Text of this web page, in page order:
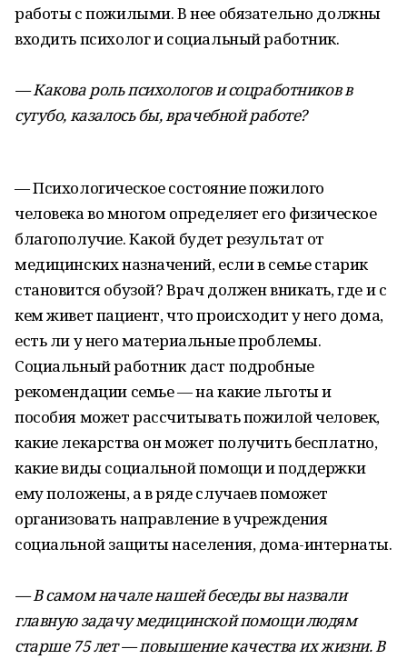
работы с пожилыми. В нее обязательно должны
входить психолог и социальный работник.
— Какова роль психологов и соцработников в
сугубо, казалось бы, врачебной работе?
— Психологическое состояние пожилого
человека во многом определяет его физическое
благополучие. Какой будет результат от
медицинских назначений, если в семье старик
становится обузой? Врач должен вникать, где и с
кем живет пациент, что происходит у него дома,
есть ли у него материальные проблемы.
Социальный работник даст подробные
рекомендации семье — на какие льготы и
пособия может рассчитывать пожилой человек,
какие лекарства он может получить бесплатно,
какие виды социальной помощи и поддержки
ему положены, а в ряде случаев поможет
организовать направление в учреждения
социальной защиты населения, дома-интернаты.
— В самом начале нашей беседы вы назвали
главную задачу медицинской помощи людям
старше 75 лет — повышение качества их жизни. В